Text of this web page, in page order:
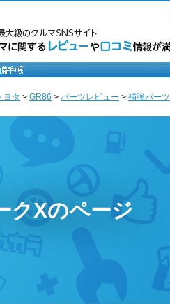
ヨタ > GR86 > パーツレビュー > 補強パーツ
クXのページ